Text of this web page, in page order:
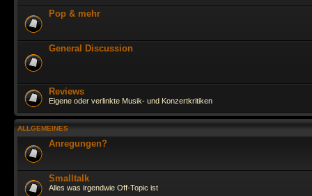
Pop & mehr
General Discussion
Reviews
Eigene oder verlinkte Musik- und Konzertkritiken
ALLGEMEINES
Anregungen?
Smalltalk
Alles was irgendwie Off-Topic ist